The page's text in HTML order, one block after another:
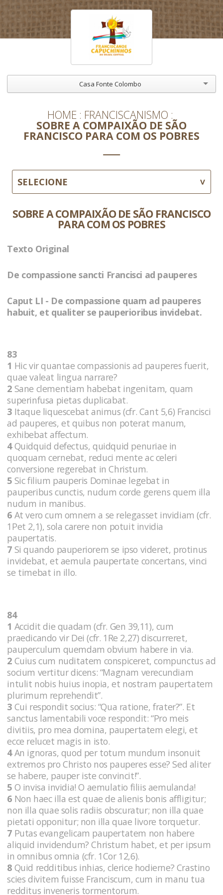
Casa Fonte Colombo
HOME FRANCISCANISMO
SOBRE A COMPAIXÃO DE SÃO
FRANCISCO PARA COM OS POBRES
SELECIONE
SOBRE A COMPAIXÃO DE SÃO FRANCISCO
PARA COM OS POBRES
Texto Original
De compassione sancti Francisci ad pauperes
Caput LI - De compassione quam ad pauperes
habuit, et qualiter se pauperioribus invidebat.
83
1 Hic vir quantae compassionis ad pauperes fuerit,
quae valeat lingua narrare?
2 Sane clementiam habebat ingenitam, quam
superinfusa pietas duplicabat.
3 Itaque liquescebat animus (cfr. Cant 5,6) Francisci
ad pauperes, et quibus non poterat manum,
exhibebat affectum.
4Quidquid defectus, quidquid penuriae in
quoquam cernebat, reduci mente ac celeri
conversione regerebat in Christum.
5 Sic filium pauperis Dominae legebat in
pauperibus cunctis, nudum corde gerens quem illa
nudum in manibus.
6 At vero cum omnem a se relegasset invidiam (cfr.
1Pet 2,1), sola carere non potuit invidia
paupertatis.
7 Si quando pauperiorem se ipso videret, protinus
invidebat, et aemula paupertate concertans, vinci
se timebat in illo.
84
1 Accidit die quadam (cfr. Gen 39,11), cum
praedicando vir Dei (cfr. 1Re 2,27) discurreret,
pauperculum quemdam obvium habere in via.
2 Cuius cum nuditatem conspiceret, compunctus ad
socium vertitur dicens: “Magnam verecundiam
intulit nobis huius inopia, et nostram paupertatem
plurimum reprehendit”.
3 Cui respondit socius: “Qua ratione, frater?”. Et
sanctus lamentabili voce respondit: “Pro meis
divitiis, pro mea domina, paupertatem elegi, et
ecce relucet magis in isto.
4An ignoras, quod per totum mundum insonuit
extremos pro Christo nos pauperes esse? Sed aliter
se habere, pauper iste convincit!”.
5 O invisa invidia! O aemulatio filiis aemulanda!
6 Non haec illa est quae de alienis bonis affligitur;
non illa quae solis radiis obscuratur; non illa quae
pietati opponitur; non illa quae livore torquetur.
7 Putas evangelicam paupertatem non habere
aliquid invidendum? Christum habet, et per ipsum
in omnibus omnia (cfr. 1Cor 12,6).
8 Quid redditibus inhias, clerice hodierne? Crastino
scies divitem fuisse Franciscum, cum in manu tua
redditus inveneris tormentorum.